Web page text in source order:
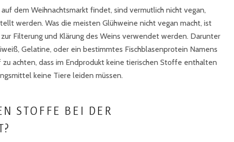
dem Weihnachtsmarkt findet, sind vermutlich nicht vegan,
werden. Was die meisten Glühweine nicht vegan macht, ist
Filterung und Klärung des Weins verwendet werden. Darunter
Gelatine, oder ein bestimmtes Fischblasenprotein Namens
zu achten, dass im Endprodukt keine tierischen Stoffe enthalten
keine Tiere leiden müssen.
STOFFE BEI DER